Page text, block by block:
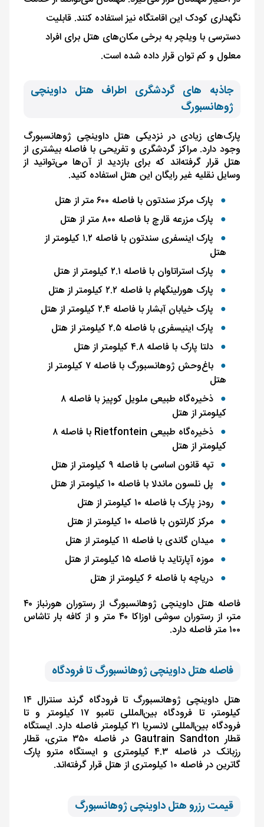
نگهداری کودک این اقامتگاه نیز استفاده کنند. قابلیت
دسترسی با ویلچر به برخی مکان‌های هتل برای افراد
معلول و کم‌ توان قرار داده شده است.
جاذبه های گردشگری اطراف هتل داوینچی
ژوهانسبورگ
پارک‌های زیادی در نزدیکی هتل داوینچی ژوهانسبورگ
وجود دارد. مراکز گردشگری و تفریحی با فاصله بیشتری از
هتل قرار گرفته‌اند که برای بازدید از آن‌ها می‌توانید از
وسایل نقلیه غیر‌ رایگان این هتل استفاده کنید.
پارک مرکز سندتون با فاصله ۶۰۰ متر از هتل
پارک مزرعه قارچ با فاصله ۸۰۰ متر از هتل
پارک اینسفری سندتون با فاصله ۱.۲ کیلومتر از
هتل
پارک استراتاوان با فاصله ۲.۱ کیلومتر از هتل
پارک هورلینگهام با فاصله ۲.۲ کیلومتر از هتل
پارک خیابان آبشار با فاصله ۲.۴ کیلومتر از هتل
پارک اینیسفری با فاصله ۲.۵ کیلومتر از هتل
دلتا پارک با فاصله ۴.۸ کیلومتر از هتل
باغ‌وحش ژوهانسبورگ با فاصله ۷ کیلومتر از
هتل
ذخیره‌گاه طبیعی ملویل کوپیز با فاصله ۸
کیلومتر از هتل
ذخیره‌گاه طبیعی Rietfontein
با فاصله ۸
کیلومتر از هتل
تپه قانون اساسی با فاصله ۹ کیلومتر از هتل
پل نلسون ماندلا با فاصله ۱۰ کیلومتر از هتل
رودز پارک با فاصله ۱۰ کیلومتر از هتل
مرکز کارلتون با فاصله ۱۰ کیلومتر از هتل
میدان گاندی با فاصله ۱۱ کیلومتر از هتل
موزه آپارتاید با فاصله ۱۵ کیلومتر از هتل
دریاچه با فاصله ۶ کیلومتر از هتل
فاصله هتل داوینچی ژوهانسبورگ از رستوران هورنباز ۴۰
متر، از رستوران سوشی اوزاکا ۴۰ متر و از کافه بار تاشاس
۱۰۰ متر فاصله دارد.
فاصله هتل داوینچی ژوهانسبورگ تا فرودگاه
هتل داوینچی ژوهانسبورگ تا فرودگاه گرند سنترال ۱۴
کیلومتر، تا فرودگاه بین‌المللی تامبو ۱۷ کیلومتر و تا
فرودگاه بین‌المللی لانسریا ۲۱ کیلومتر فاصله دارد. ایستگاه
قطار Gautrain Sandton
در فاصله ۳۵۰ متری، قطار
رزبانک در فاصله ۴.۳ کیلومتری و ایستگاه مترو پارک
گاترین در فاصله ۱۰ کیلومتری از هتل قرار گرفته‌اند.
قیمت رزرو هتل داوینچی ژوهانسبورگ